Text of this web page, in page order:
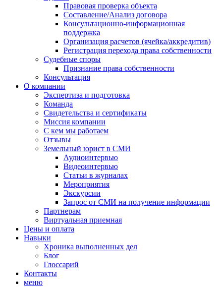
Правовая проверка объекта
Составление/Анализ договора
Консультационно-информационная
поддержка
Организация расчетов (ячейка/аккредитив)
Регистрация перехода права собственности
Судебные споры
Признание права собственности
Консультация
О компании
Экспертиза и подготовка
Команда
Свидетельства и сертификаты
Миссия компании
С кем мы работаем
Отзывы
Земельный юрист в СМИ
Аудиоинтервью
Видеоинтервью
Статьи в журналах
Мероприятия
Экскурсии
Запрос от СМИ на получение информации
Партнерам
Виртуальная приемная
Цены и оплата
Навыки
Хроника выполненных дел
Блог
Глоссарий
Контакты
меню